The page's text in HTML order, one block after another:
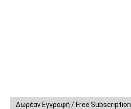
Δωρέαν Εγγραφή / Free Subscription